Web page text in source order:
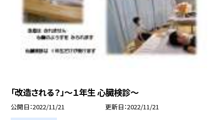
「改造される？」〜１年生 心臓検診〜
公開日 2022/11/21 更新日 2022/11/21